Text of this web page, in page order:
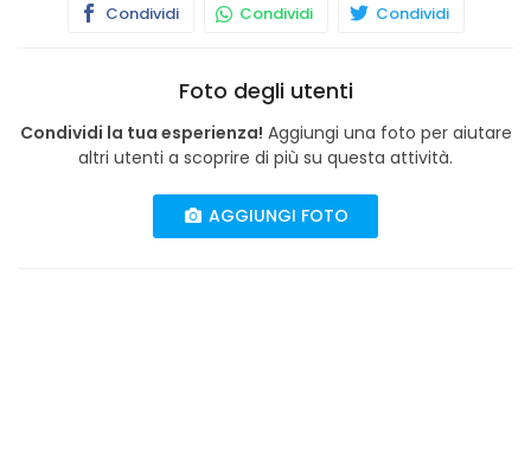
Condividi Condividi Condividi
Foto degli utenti
Condividi la tua esperienza! Aggiungi una foto per aiutare
altri utenti a scoprire di più su questa attività.
AGGIUNGI FOTO